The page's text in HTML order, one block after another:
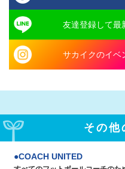
友達登録して最
サカイクのイベ
その他
COACH UNITED